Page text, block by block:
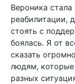
Вероника стала
реабилитации,
стоять с
боялась. Я от
сказать
людям,
разных